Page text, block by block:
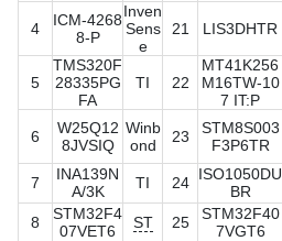
4
ICM-4268
8-P
Inven
Sens
e
21 LIS3DHTR
5
TMS320F
28335PG
FA
TI 22
MT41K256
M16TW-10
7 IT:P
6
W25Q12
8JVSIQ
Winb
ond
23
STM8S003
F3P6TR
7
INA139N
A/3K
TI 24 ISO1050DU
BR
8
STM32F4
07VET6
ST 25
STM32F40
7VGT6